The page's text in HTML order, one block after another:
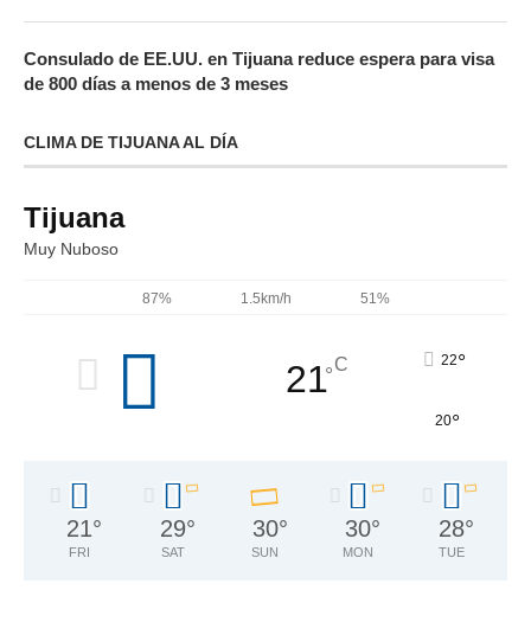
Consulado de EE.UU. en Tijuana reduce espera para visa
de 800 días a menos de 3 meses
CLIMA DE TIJUANA AL DÍA
Tijuana
Muy Nuboso
87% 1.5km/h 51%
21°C 22°
20°
21°
FRI
29°
SAT
30°
SUN
30°
MON
28°
TUE